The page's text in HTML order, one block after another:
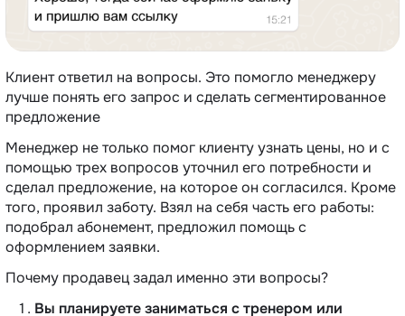
Клиент ответил на вопросы. Это помогло менеджеру
лучше понять его запрос и сделать сегментированное
предложение
Менеджер не только помог клиенту узнать цены, но и с
помощью трех вопросов уточнил его потребности и
сделал предложение, на которое он согласился. Кроме
того, проявил заботу. Взял на себя часть его работы:
подобрал абонемент, предложил помощь с
оформлением заявки.
Почему продавец задал именно эти вопросы?
Вы планируете заниматься с тренером или